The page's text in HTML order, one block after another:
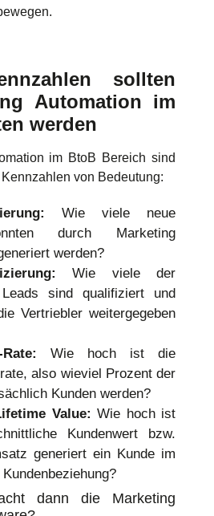
sollten
Automation im
werden
im BtoB Bereich sind
von Bedeutung:
Wie viele neue
durch Marketing
werden?
Wie viele der
Leads sind qualifiziert und
Vertriebler weitergegeben
Wie hoch ist die
also wieviel Prozent der
Kunden werden?
Value: Wie hoch ist
Kundenwert bzw.
generiert ein Kunde im
dann die Marketing